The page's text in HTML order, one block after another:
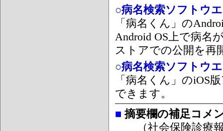
○病名検索ソフトウ
「病名くん」の
Android OS上で病名
ストアでの公開を再
○病名検索ソフトウ
「病名くん」のiOS
できます。
■ 摘要欄の補足コメ
（社会保険診療報